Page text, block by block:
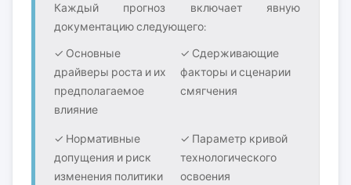
Каждый прогноз включает явную
документацию следующего:
✓ Основные
драйверы роста и их
предполагаемое
влияние
✓ Сдерживающие
факторы и сценарии
смягчения
✓ Нормативные
допущения и риск
изменения политики
✓ Параметр кривой
технологического
освоения